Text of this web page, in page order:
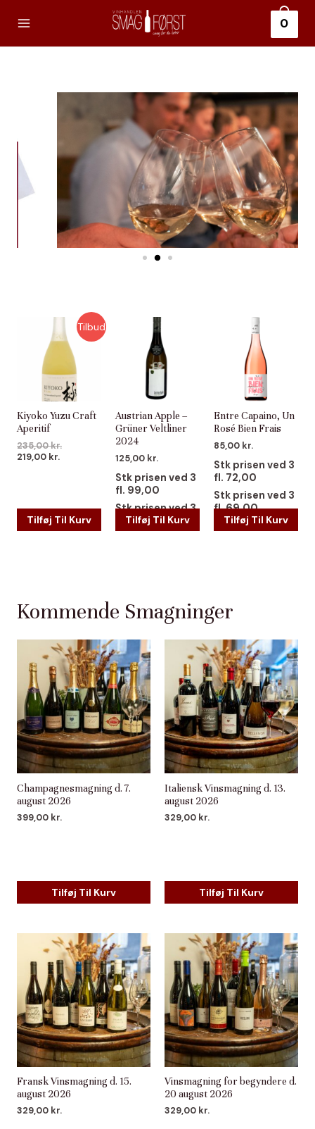
0
Book En Privat
Smagning
Vi laver både smagninger hos os
samt ud af huset
Klik her
Tilbud
Kiyoko Yuzu Craft
Aperitif
235,00kr.
219,00 kr.
Tilføj Til Kurv
Austrian Apple –
Grüner Veltliner
2024
125,00 kr.
Stk prisen ved 3
fl. 99,00
Stk prisen ved 3
fl. 89,00
Tilføj Til Kurv
Entre Capaino, Un
Rosé Bien Frais
85,00 kr.
Stk prisen ved 3
fl. 72,00
Stk prisen ved 3
fl. 69,00
Tilføj Til Kurv
Kommende Smagninger
Champagnesmagning d. 7.
august 2026
399,00 kr.
Tilføj Til Kurv
Italiensk Vinsmagning d. 13.
august 2026
329,00 kr.
Tilføj Til Kurv
Fransk Vinsmagning d. 15.
august 2026
329,00 kr.
Vinsmagning for begyndere d.
20 august 2026
329,00 kr.